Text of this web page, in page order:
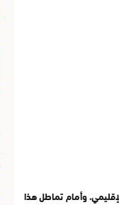
وأمام تماطل هذا